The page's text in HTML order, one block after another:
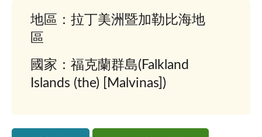
地區：拉丁美洲暨加勒比海地
區
國家：福克蘭群島(Falkland
Islands (the) [Malvinas])